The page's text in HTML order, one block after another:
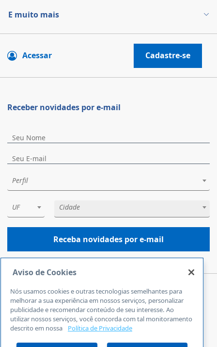
E muito mais
Acessar Cadastre-se
Central de Atendimento
0800 570 0800
24 horas por dia
Fale Conosco
Receber novidades por e-mail
Perfil
UF Cidade
Receba novidades por e-mail
Aviso de Cookies
Nós usamos cookies e outras tecnologias semelhantes para
melhorar a sua experiência em nossos serviços, personalizar
publicidade e recomendar conteúdo de seu interesse. Ao
utilizar nossos serviços, você concorda com tal monitoramento
descrito em nossa
Política de Privacidade